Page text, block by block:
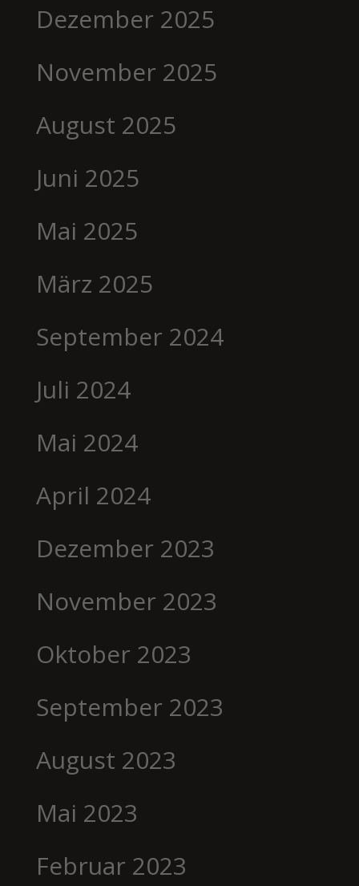
Dezember 2025
November 2025
August 2025
Juni 2025
Mai 2025
März 2025
September 2024
Juli 2024
Mai 2024
April 2024
Dezember 2023
November 2023
Oktober 2023
September 2023
August 2023
Mai 2023
Februar 2023